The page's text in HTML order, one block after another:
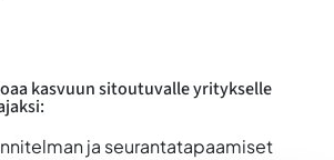
kasvuun sitoutuvalle yritykselle
ja seurantatapaamiset